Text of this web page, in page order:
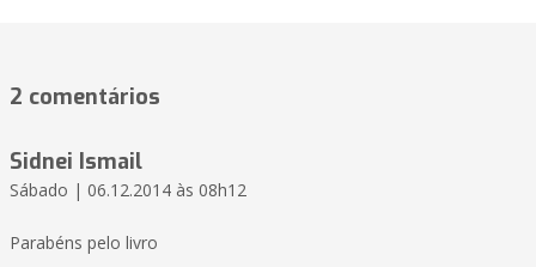
2 comentários
Sidnei Ismail
Sábado | 06.12.2014 às 08h12
Parabéns pelo livro